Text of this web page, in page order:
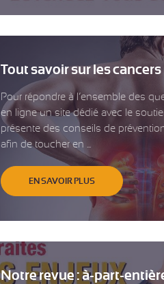
Tout savoir sur les
Pour répondre à l’ensemble des
en ligne un site dédié avec le
présente des conseils de
afin de toucher en ...
EN SAVOIR PLUS
Notre revue : à-part-